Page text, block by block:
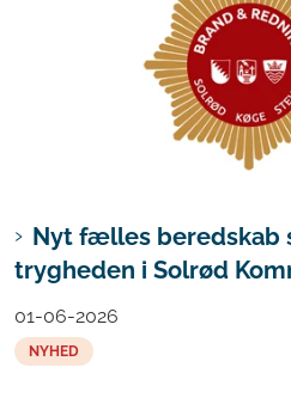
Nyt fælles beredskab
trygheden i Solrød
01-06-2026
NYHED